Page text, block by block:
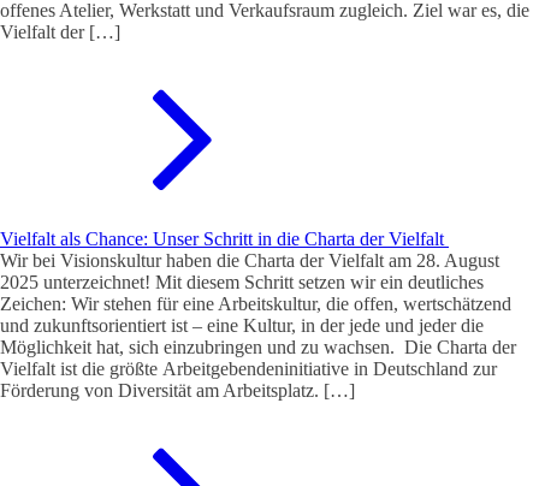
offenes Atelier, Werkstatt und Verkaufsraum zugleich. Ziel war es, die
Vielfalt der […]
Vielfalt als Chance: Unser Schritt in die Charta der Vielfalt
Wir bei Visionskultur haben die Charta der Vielfalt am 28. August
2025 unterzeichnet! Mit diesem Schritt setzen wir ein deutliches
Zeichen: Wir stehen für eine Arbeitskultur, die offen, wertschätzend
und zukunftsorientiert ist – eine Kultur, in der jede und jeder die
Möglichkeit hat, sich einzubringen und zu wachsen. Die Charta der
Vielfalt ist die größte Arbeitgebendeninitiative in Deutschland zur
Förderung von Diversität am Arbeitsplatz. […]